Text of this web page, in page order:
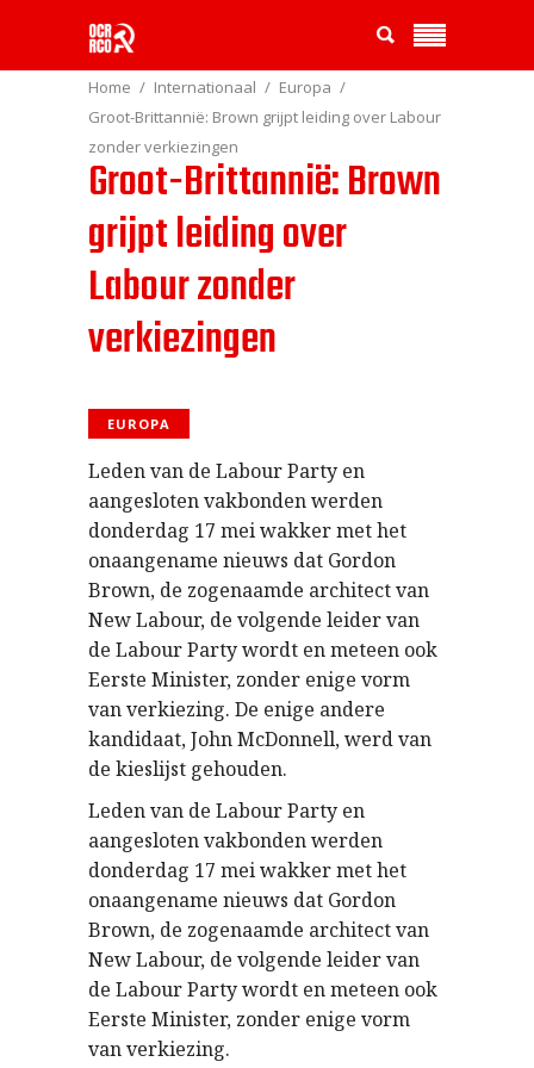
Home Internationaal
Europa
Groot-Brittannië: Brown grijpt leiding over Labour
zonder verkiezingen
Groot-Brittannië: Brown
grijpt leiding over
Labour zonder
verkiezingen
EUROPA
Leden van de Labour Party en
aangesloten vakbonden werden
donderdag 17 mei wakker met het
onaangename nieuws dat Gordon
Brown, de zogenaamde architect van
New Labour, de volgende leider van
de Labour Party wordt en meteen ook
Eerste Minister, zonder enige vorm
van verkiezing. De enige andere
kandidaat, John McDonnell, werd van
de kieslijst gehouden.
Leden van de Labour Party en
aangesloten vakbonden werden
donderdag 17 mei wakker met het
onaangename nieuws dat Gordon
Brown, de zogenaamde architect van
New Labour, de volgende leider van
de Labour Party wordt en meteen ook
Eerste Minister, zonder enige vorm
van verkiezing.